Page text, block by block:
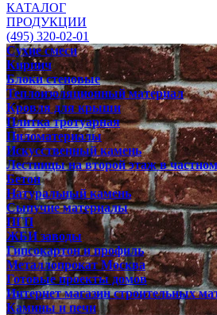
КАТАЛОГ
ПРОДУКЦИИ
(495) 320-02-01
Сухие смеси
Кирпич
Блоки стеновые
Теплоизоляционный материал
Кровля для крыши
Плитка тротуарная
Пиломатериалы
Искусственный камень
Лестницы на второй этаж в
Бетон
Натуральный камень
Сыпучие материалы
ПГП
ЖБИ заводы
Гипсокартон и профиль
Металлопрокат Москва
Готовые проекты домов
Интернет магазин строительных
Камины и печи